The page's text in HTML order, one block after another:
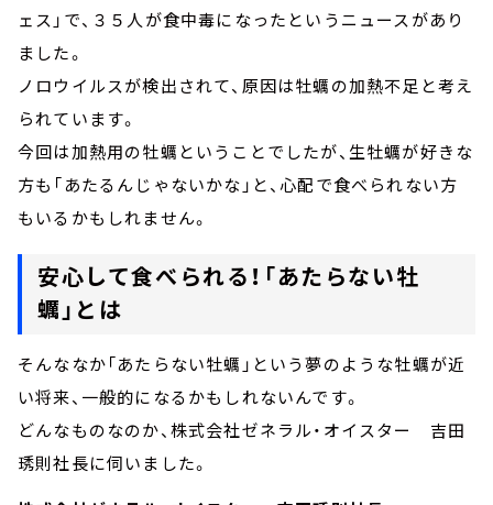
ェス」で、３５人が食中毒になったというニュースがあり
ました。
ノロウイルスが検出されて、原因は牡蠣の加熱不足と考え
られています。
今回は加熱用の牡蠣ということでしたが、生牡蠣が好きな
方も「あたるんじゃないかな」と、心配で食べられない方
もいるかもしれません。
安心して食べられる！「あたらない牡
蠣」とは
そんななか「あたらない牡蠣」という夢のような牡蠣が近
い将来、一般的になるかもしれないんです。
どんなものなのか、株式会社ゼネラル・オイスター 吉田
琇則社長に伺いました。